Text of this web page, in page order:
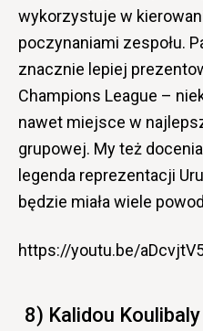
wykorzystuje w
poczynaniami zespołu.
znacznie lepiej
Champions League –
nawet miejsce w
grupowej. My też
legenda reprezentacji
będzie miała wiele
https://youtu.be/
8) Kalidou